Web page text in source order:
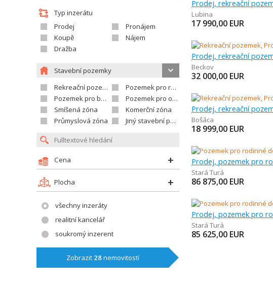
Typ inzerátu
Prodej
Pronájem
Koupě
Nájem
Dražba
Stavební pozemky
Rekreační pozemek
Pozemek pro rodinné domy
Pozemek pro bytovou výstavbu
Pozemek pro občanskou vybavenost
Smíšená zóna
Komerční zóna
Průmyslová zóna
Jiný stavební pozemek
Cena
Plocha
všechny inzeráty
realitní kancelář
soukromý inzerent
Zobrazit 28nemovitostí
Prodej, rekreační
Lubina
17 990,00 EUR
Prodej, rekreační
Beckov
32 000,00 EUR
Prodej, rekreační
Bošáca
18 999,00 EUR
Stará Turá
86 875,00 EUR
Stará Turá
85 625,00 EUR